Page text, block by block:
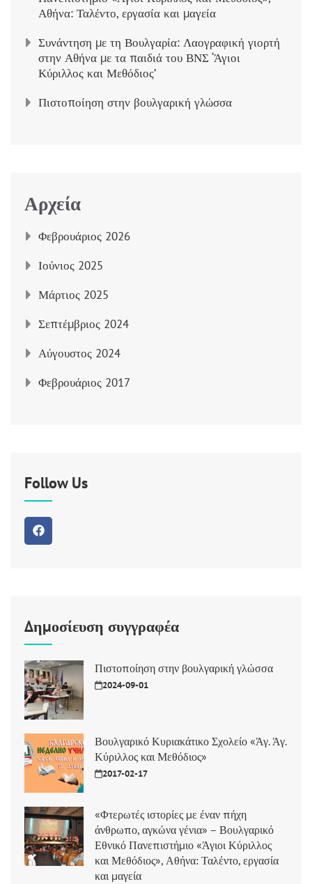
Αθήνα: Ταλέντο, εργασία και μαγεία
Συνάντηση με τη Βουλγαρία: Λαογραφική γιορτή
στην Αθήνα με τα παιδιά του ΒΝΣ ‘Άγιοι
Κύριλλος και Μεθόδιος’
Πιστοποίηση στην βουλγαρική γλώσσα
Αρχεία
Φεβρουάριος 2026
Ιούνιος 2025
Μάρτιος 2025
Σεπτέμβριος 2024
Αύγουστος 2024
Φεβρουάριος 2017
Follow Us
Δημοσίευση συγγραφέα
Πιστοποίηση στην βουλγαρική γλώσσα
2024-09-01
Βουλγαρικό Κυριακάτικο Σχολείο «Άγ. Άγ.
Κύριλλος και Μεθόδιος»
2017-02-17
«Φτερωτές ιστορίες με έναν πήχη
άνθρωπο, αγκώνα γένια» – Βουλγαρικό
Εθνικό Πανεπιστήμιο «Άγιοι Κύριλλος
και Μεθόδιος», Αθήνα: Ταλέντο, εργασία
και μαγεία